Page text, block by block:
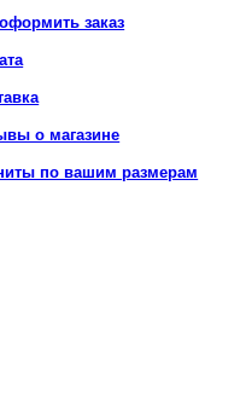
заказ
о магазине
по вашим размерам